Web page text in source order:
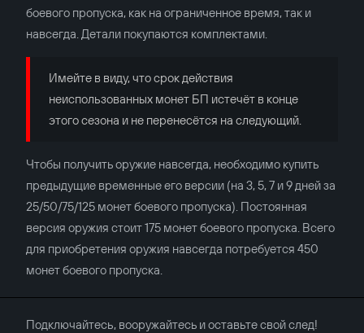
боевого пропуска, как на ограниченное время, так и
навсегда. Детали покупаются комплектами.
Имейте в виду, что срок действия
неиспользованных монет БП истечёт в конце
этого сезона и не перенесётся на следующий.
Чтобы получить оружие навсегда, необходимо купить
предыдущие временные его версии (на 3, 5, 7 и 9 дней за
25/50/75/125 монет боевого пропуска). Постоянная
версия оружия стоит 175 монет боевого пропуска. Всего
для приобретения оружия навсегда потребуется 450
монет боевого пропуска.
Подключайтесь, вооружайтесь и оставьте свой след!